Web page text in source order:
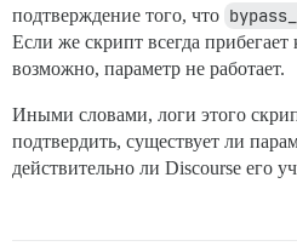
подтверждение того, что
Если же скрипт всегда прибегает
возможно, параметр не работает.
Иными словами, логи этого
подтвердить, существует ли
действительно ли Discourse его